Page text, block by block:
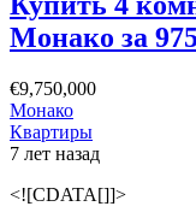
Монако за
€9,750,000
Монако
Квартиры
7 лет назад
<![CDATA[]]>